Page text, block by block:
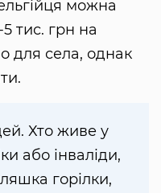
можна
тис. грн на
для села, однак
Хто живе у
або інваліди,
горілки,